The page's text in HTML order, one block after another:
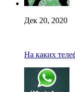
Дек 20, 2020
На каких